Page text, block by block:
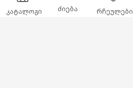
კატალოგი ძიება რჩეულები